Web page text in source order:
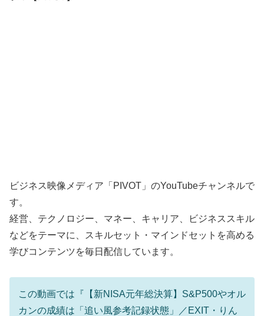
ビジネス映像メディア「PIVOT」のYouTubeチャンネルで
す。
経営、テクノロジー、マネー、キャリア、ビジネススキル
などをテーマに、スキルセット・マインドセットを高める
学びコンテンツを毎日配信しています。
この動画では『【新NISA元年総決算】S&P500やオル
カンの成績は「追い風参考記録状態」／EXIT・りん